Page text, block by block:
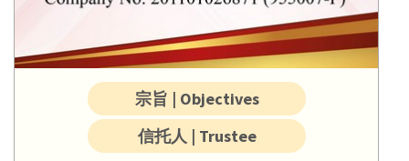
宗旨 | Objectives
信托人 | Trustee